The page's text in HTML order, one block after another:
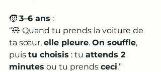
🧒 3–6 ans :
“🧸 Quand tu prends la voiture de
ta sœur, elle pleure. On souffle,
puis tu choisis : tu attends 2
minutes ou tu prends ceci.”